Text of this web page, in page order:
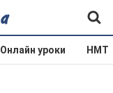
Онлайн уроки НМТ